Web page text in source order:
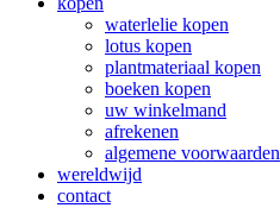
waterlelie kopen
lotus kopen
plantmateriaal kopen
boeken kopen
uw winkelmand
afrekenen
algemene voorwaarden
wereldwijd
contact